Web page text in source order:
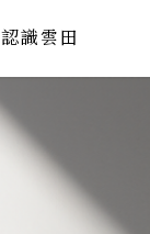
認識雲田